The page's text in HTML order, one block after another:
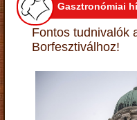
Gasztronómiai
Fontos tudnivalók
Borfesztiválhoz!